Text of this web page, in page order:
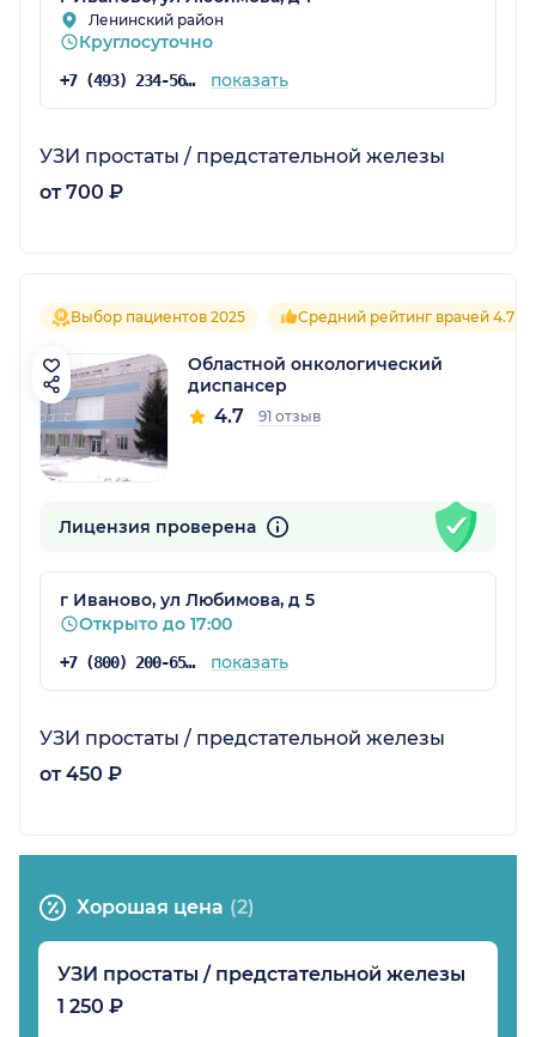
Ленинский район
Круглосуточно
+7 (493) 234-56-00 показать
УЗИ простаты / предстательной железы
от 700 ₽
Выбор пациентов 2025 Средний рейтинг врачей 4.7
Областной онкологический
диспансер
4.7 91 отзыв
Лицензия проверена
г Иваново, ул Любимова, д 5
Открыто до 17:00
+7 (800) 200-65-32 показать
УЗИ простаты / предстательной железы
от 450 ₽
Хорошая цена (2)
УЗИ простаты / предстательной железы
1 250 ₽